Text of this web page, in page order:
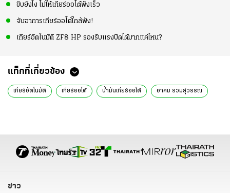
ขับยังไง ไม่ให้เกียร์ออโต้พังเร็ว
จับอาการเกียร์ออโต้ใกล้พัง!
เกียร์อัตโนมัติ ZF8 HP รองรับแรงบิดได้มากแค่ไหน?
แท็กที่เกี่ยวข้อง
เกียร์อัตโนมัติ เกียร์ออโต้ น้ำมันเกียร์ออโต้ อาคม รวมสุวรรณ
ข่าว